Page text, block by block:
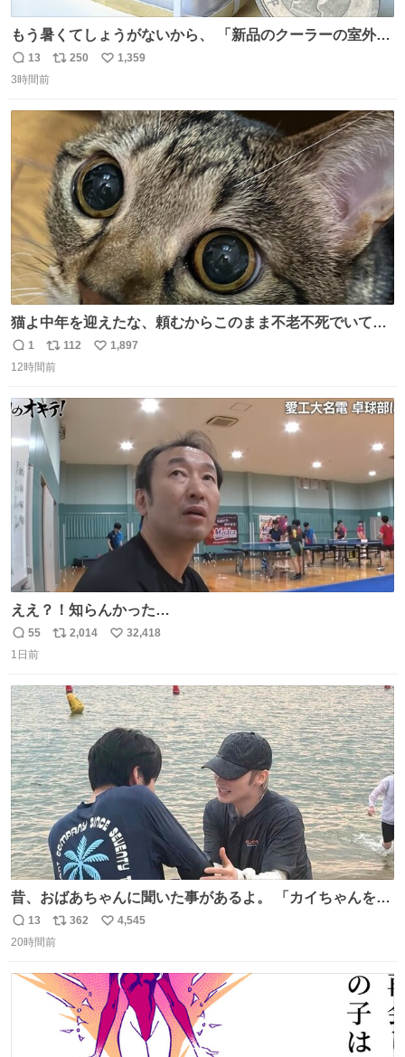
もう暑くてしょうがないから、 「新品のクーラーの室外機
のミニチュア」 でも見ていってよ
返
信
13
リ
数
250
い
数
1,359
3時間前
猫よ中年を迎えたな、頼むからこのまま不老不死でいてく
れ…と願ってから、いや人間の家族が死に絶えて猫だけこ
の世に置いていくなんてひどいことはできない…と思って
愛がられて困ることもなかろうなと思ったのでやっぱり猫
よ不老不死でいてくれ
返
信
1
リ
ポ
ト
112
い
1,897
12時間前
ええ？！知らんかった…
返
信
55
リ
ト
数
2,014
い
数
32,418
1日前
昔、おばあちゃんに聞いた事があるよ。 「カイちゃんをい
じめると、アイツが海から上がって来るぞ。」って。
返
信
13
リ
ポ
ト
数
362
い
数
4,545
20時間前